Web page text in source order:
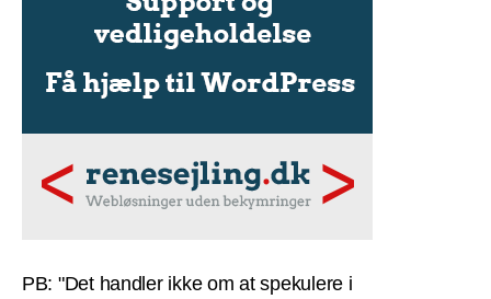
PB: "Det handler ikke om at spekulere i